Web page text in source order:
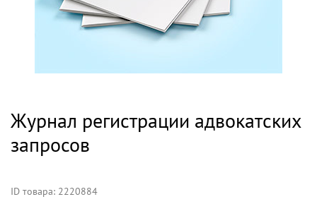
Журнал регистрации адвокатских
запросов
ID товара: 2220884